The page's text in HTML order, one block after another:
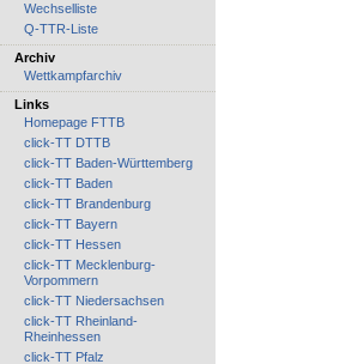
Wechselliste
Q-TTR-Liste
Archiv
Wettkampfarchiv
Links
Homepage FTTB
click-TT DTTB
click-TT Baden-Württemberg
click-TT Baden
click-TT Brandenburg
click-TT Bayern
click-TT Hessen
click-TT Mecklenburg-
Vorpommern
click-TT Niedersachsen
click-TT Rheinland-
Rheinhessen
click-TT Pfalz